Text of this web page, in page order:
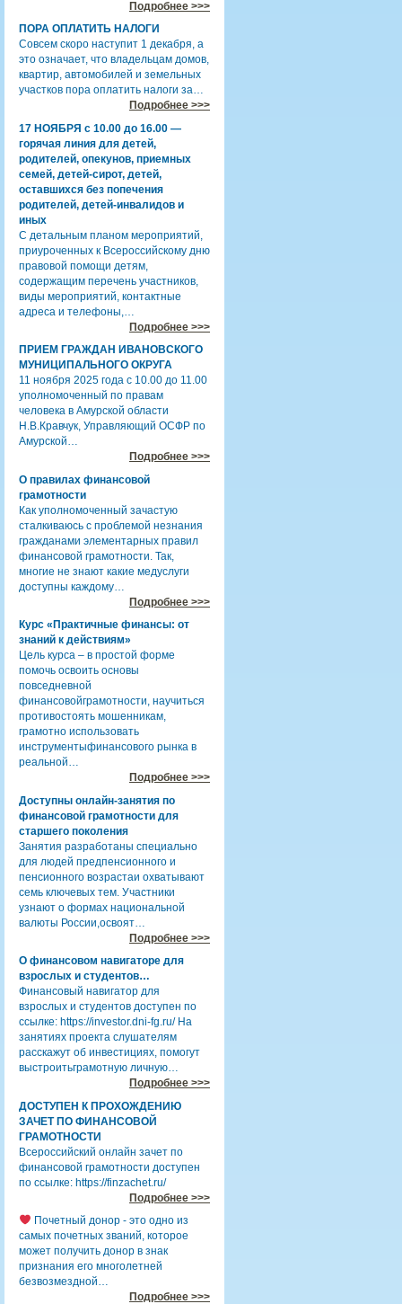
Подробнее >>>
ПОРА ОПЛАТИТЬ НАЛОГИ
Совсем скоро наступит 1 декабря, а
это означает, что владельцам домов,
квартир, автомобилей и земельных
участков пора оплатить налоги за…
Подробнее >>>
17 НОЯБРЯ с 10.00 до 16.00 —
горячая линия для детей,
родителей, опекунов, приемных
семей, детей-сирот, детей,
оставшихся без попечения
родителей, детей-инвалидов и
иных
С детальным планом мероприятий,
приуроченных к Всероссийскому дню
правовой помощи детям,
содержащим перечень участников,
виды мероприятий, контактные
адреса и телефоны,…
Подробнее >>>
ПРИЕМ ГРАЖДАН ИВАНОВСКОГО
МУНИЦИПАЛЬНОГО ОКРУГА
11 ноября 2025 года с 10.00 до 11.00
уполномоченный по правам
человека в Амурской области
Н.В.Кравчук, Управляющий ОСФР по
Амурской…
Подробнее >>>
О правилах финансовой
грамотности
Как уполномоченный зачастую
сталкиваюсь с проблемой незнания
гражданами элементарных правил
финансовой грамотности. Так,
многие не знают какие медуслуги
доступны каждому…
Подробнее >>>
Курс «Практичные финансы: от
знаний к действиям»
Цель курса – в простой форме
помочь освоить основы
повседневной
финансовойграмотности, научиться
противостоять мошенникам,
грамотно использовать
инструментыфинансового рынка в
реальной…
Подробнее >>>
Доступны онлайн-занятия по
финансовой грамотности для
старшего поколения
Занятия разработаны специально
для людей предпенсионного и
пенсионного возрастаи охватывают
семь ключевых тем. Участники
узнают о формах национальной
валюты России,освоят…
Подробнее >>>
О финансовом навигаторе для
взрослых и студентов…
Финансовый навигатор для
взрослых и студентов доступен по
ссылке: https://investor.dni-fg.ru/ На
занятиях проекта слушателям
расскажут об инвестициях, помогут
выстроитьграмотную личную…
Подробнее >>>
ДОСТУПЕН К ПРОХОЖДЕНИЮ
ЗАЧЕТ ПО ФИНАНСОВОЙ
ГРАМОТНОСТИ
Всероссийский онлайн зачет по
финансовой грамотности доступен
по ссылке: https://finzachet.ru/
Подробнее >>>
Почетный донор - это одно из
самых почетных званий, которое
может получить донор в знак
признания его многолетней
безвозмездной…
Подробнее >>>